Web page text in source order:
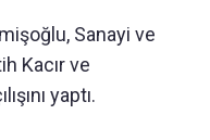
Sanayi ve
Kacır ve
yaptı.